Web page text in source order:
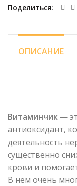
Поделиться
ОПИСАНИЕ
Витаминчик —
антиоксидант,
деятельность
существенно
крови и
В нем очень